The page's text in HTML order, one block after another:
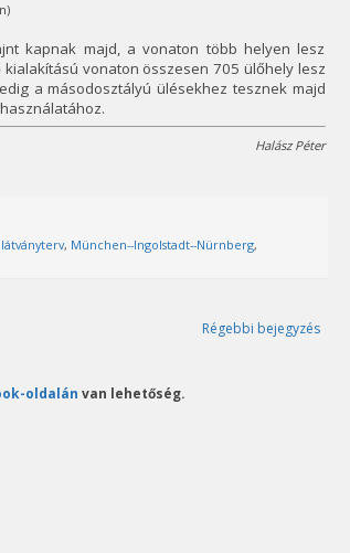
kapnak majd, a vonaton több helyen lesz
vonaton összesen 705 ülőhely lesz
a másodosztályú ülésekhez tesznek majd
Halász Péter
látványterv, München--Ingolstadt--Nürnberg,
Régebbi bejegyzés
oldalán van lehetőség.